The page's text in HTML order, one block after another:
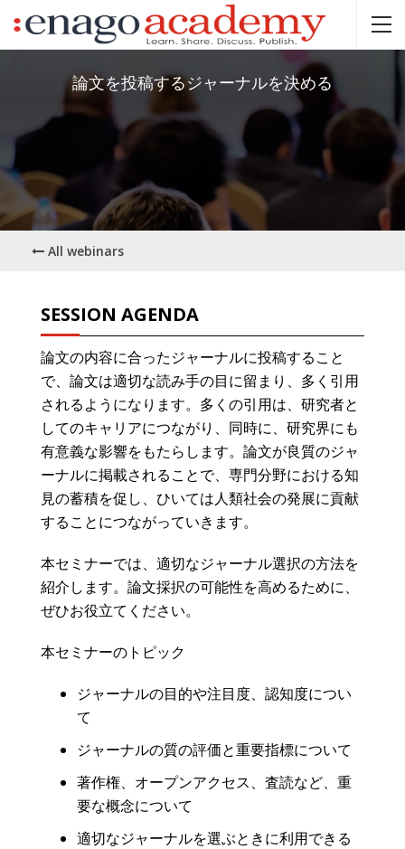
論文を投稿するジャーナルを決める
All webinars
SESSION AGENDA
論文の内容に合ったジャーナルに投稿すること
で、論文は適切な読み手の目に留まり、多く引用
されるようになります。多くの引用は、研究者と
してのキャリアにつながり、同時に、研究界にも
有意義な影響をもたらします。論文が良質のジャ
ーナルに掲載されることで、専門分野における知
見の蓄積を促し、ひいては人類社会の発展に貢献
することにつながっていきます。
本セミナーでは、適切なジャーナル選択の方法を
紹介します。論文採択の可能性を高めるために、
ぜひお役立てください。
本セミナーのトピック
ジャーナルの目的や注目度、認知度につい
て
ジャーナルの質の評価と重要指標について
著作権、オープンアクセス、査読など、重
要な概念について
適切なジャーナルを選ぶときに利用できる